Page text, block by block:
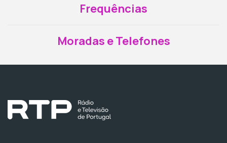
Frequências
Moradas e Telefones